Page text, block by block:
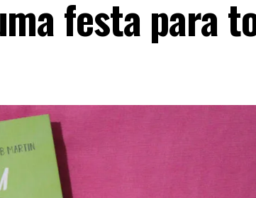
festa para